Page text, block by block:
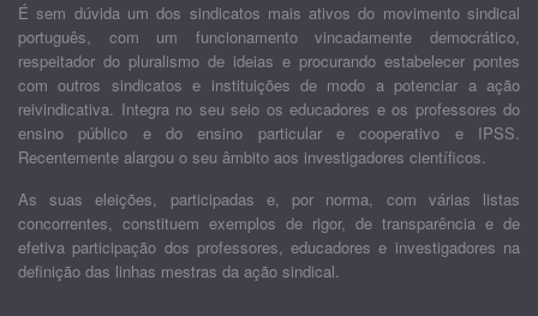
É sem dúvida um dos sindicatos mais ativos do movimento sindical
português, com um funcionamento vincadamente democrático,
respeitador do pluralismo de ideias e procurando estabelecer pontes
com outros sindicatos e instituições de modo a potenciar a ação
reivindicativa. Integra no seu seio os educadores e os professores do
ensino público e do ensino particular e cooperativo e IPSS.
Recentemente alargou o seu âmbito aos investigadores científicos.
As suas eleições, participadas e, por norma, com várias listas
concorrentes, constituem exemplos de rigor, de transparência e de
efetiva participação dos professores, educadores e investigadores na
definição das linhas mestras da ação sindical.